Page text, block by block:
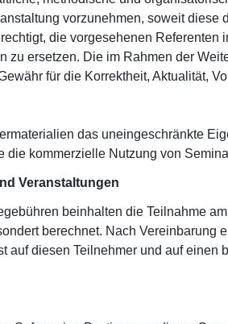
vorzunehmen, soweit
die vorgesehenen
zu ersetzen. Die im Rahmen der
für die Korrektheit, Aktualität,
das uneingeschränkte
die kommerzielle Nutzung von
Veranstaltungen
beinhalten die Teilnahme
berechnet. Nach
auf diesen Teilnehmer und auf